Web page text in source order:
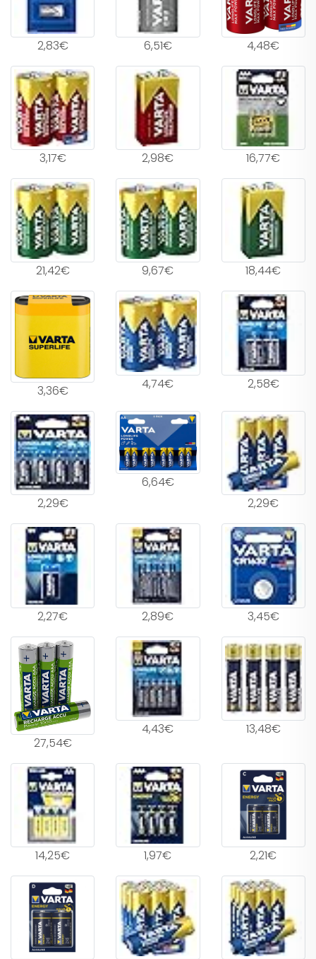
2,83€ 6,51€ 4,48€
3,17€ 2,98€ 16,77€
21,42€ 9,67€ 18,44€
3,36€ 4,74€ 2,58€
2,29€
6,64€
2,29€
2,27€ 2,89€ 3,45€
27,54€
4,43€ 13,48€
14,25€ 1,97€ 2,21€